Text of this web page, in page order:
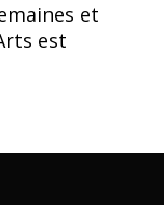
et
est